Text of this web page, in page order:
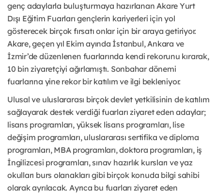
genç adaylarla buluşturmaya hazırlanan Akare Yurt
Dışı Eğitim Fuarları gençlerin kariyerleri için yol
gösterecek birçok fırsatı onlar için bir araya getiriyor.
Akare, geçen yıl Ekim ayında İstanbul, Ankara ve
İzmir’de düzenlenen fuarlarında kendi rekorunu kırarak,
10 bin ziyaretçiyi ağırlamıştı. Sonbahar dönemi
fuarlarına yine rekor bir katılım ve ilgi bekleniyor.
Ulusal ve uluslararası birçok devlet yetkilisinin de katılım
sağlayarak destek verdiği fuarları ziyaret eden adaylar;
lisans programları, yüksek lisans programları, lise
değişim programları, uluslararası sertifika ve diploma
programları, MBA programları, doktora programları, iş
İngilizcesi programları, sınav hazırlık kursları ve yaz
okulları burs olanakları gibi birçok konuda bilgi sahibi
olarak ayrılacak. Ayrıca bu fuarları ziyaret eden